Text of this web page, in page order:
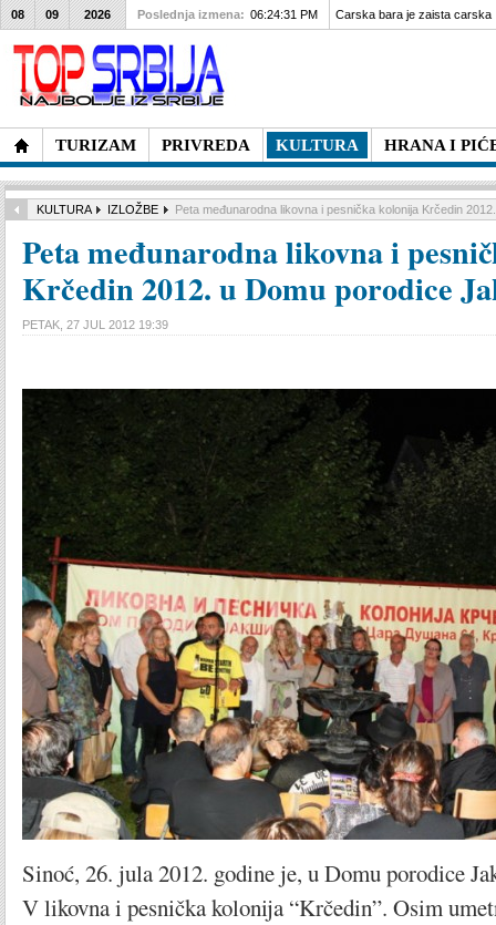
TURIZAM PRIVREDA KULTURA HRANA I
08 09 2026 Poslednja izmena: 06:24:31 PM Carska bara je zaista carska
KULTURA IZLOŽBE Peta međunarodna likovna i pesnička kolonija Krčedin
Peta međunarodna likovna i
Krčedin 2012. u Domu porodice
PETAK, 27 JUL 2012 19:39
Sinoć, 26. jula 2012. godine je, u Domu porodice
V likovna i pesnička kolonija “Krčedin”. Osim